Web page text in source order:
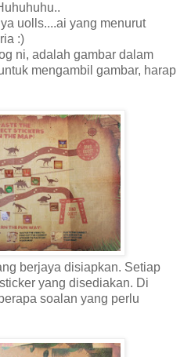
uolls....ai yang menurut
:)
ni, adalah gambar dalam
mengambil gambar, harap
berjaya disiapkan. Setiap
yang disediakan. Di
soalan yang perlu